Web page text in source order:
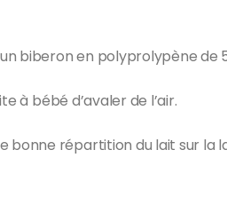
biberon en polyprolypène de
à bébé d’avaler de l’air.
répartition du lait sur la